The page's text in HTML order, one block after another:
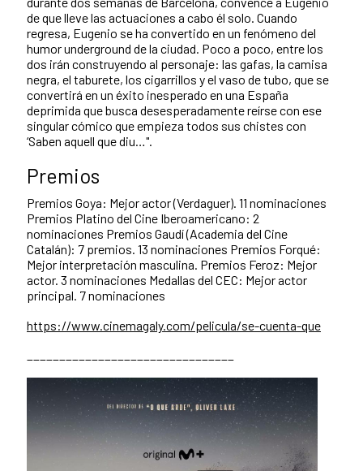
de que lleve las actuaciones a cabo él solo. Cuando
regresa, Eugenio se ha convertido en un fenómeno del
humor underground de la ciudad. Poco a poco, entre los
dos irán construyendo al personaje: las gafas, la camisa
negra, el taburete, los cigarrillos y el vaso de tubo, que se
convertirá en un éxito inesperado en una España
deprimida que busca desesperadamente reírse con ese
singular cómico que empieza todos sus chistes con
‘Saben aquell que diu…".
Premios
Premios Goya: Mejor actor (Verdaguer). 11 nominaciones
Premios Platino del Cine Iberoamericano: 2
nominaciones Premios Gaudí (Academia del Cine
Catalán): 7 premios. 13 nominaciones Premios Forqué:
Mejor interpretación masculina. Premios Feroz: Mejor
actor. 3 nominaciones Medallas del CEC: Mejor actor
principal. 7 nominaciones
https://www.cinemagaly.com/pelicula/se-cuenta-que